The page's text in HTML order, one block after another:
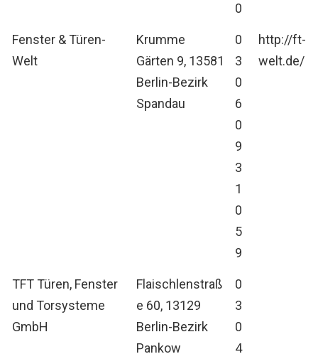
0
Fenster & Türen-
Welt
Krumme
Gärten 9, 13581
Berlin-Bezirk
Spandau
0
3
0
6
0
9
3
1
0
5
9
http://ft-
welt.de/
TFT Türen, Fenster
und Torsysteme
GmbH
Flaischlenstraß
e 60, 13129
Berlin-Bezirk
Pankow
0
3
0
4